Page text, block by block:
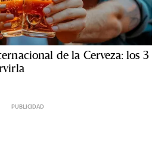
de la Cerveza: los 3